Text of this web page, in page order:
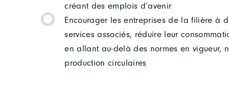
créant des emplois d’avenir
Encourager les entreprises de la filière à
services associés, réduire leur
en allant au-delà des normes en vigueur,
production circulaires